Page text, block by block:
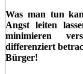
Was man tun
Angst leiten
minimieren
differenziert
Bürger!